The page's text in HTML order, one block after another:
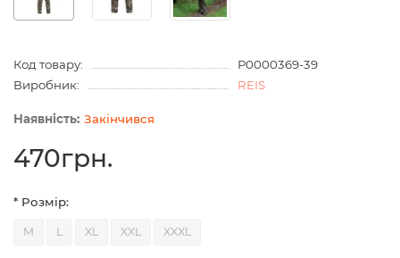
Код товару:
Р0000369-39
Виробник:
REIS
Закінчився
470грн.
* Розмір:
M L XL XXL XXXL